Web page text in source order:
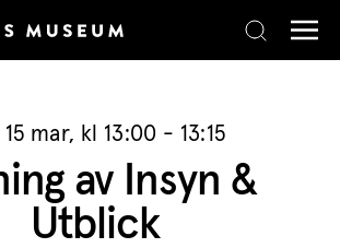
mar, kl 13:00 - 13:15
av Insyn &
Utblick